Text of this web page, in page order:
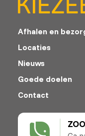
Afhalen en
Locaties
Nieuws
Goede doelen
Contact